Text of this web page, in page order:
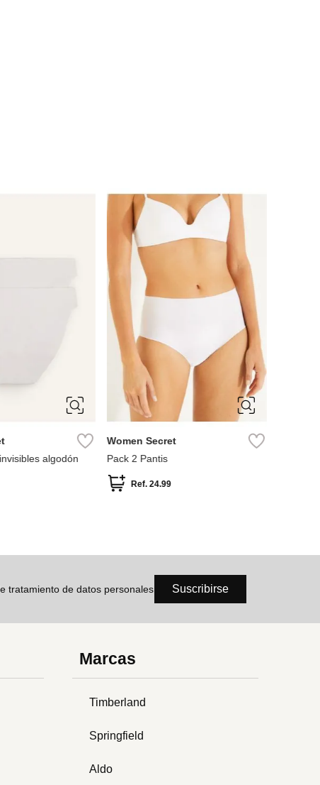
algodón
S
Women Secret
Pack 2 Pantis
Ref. 24.99
tratamiento de datos personales Suscribirse
Marcas
Timberland
Springfield
Aldo